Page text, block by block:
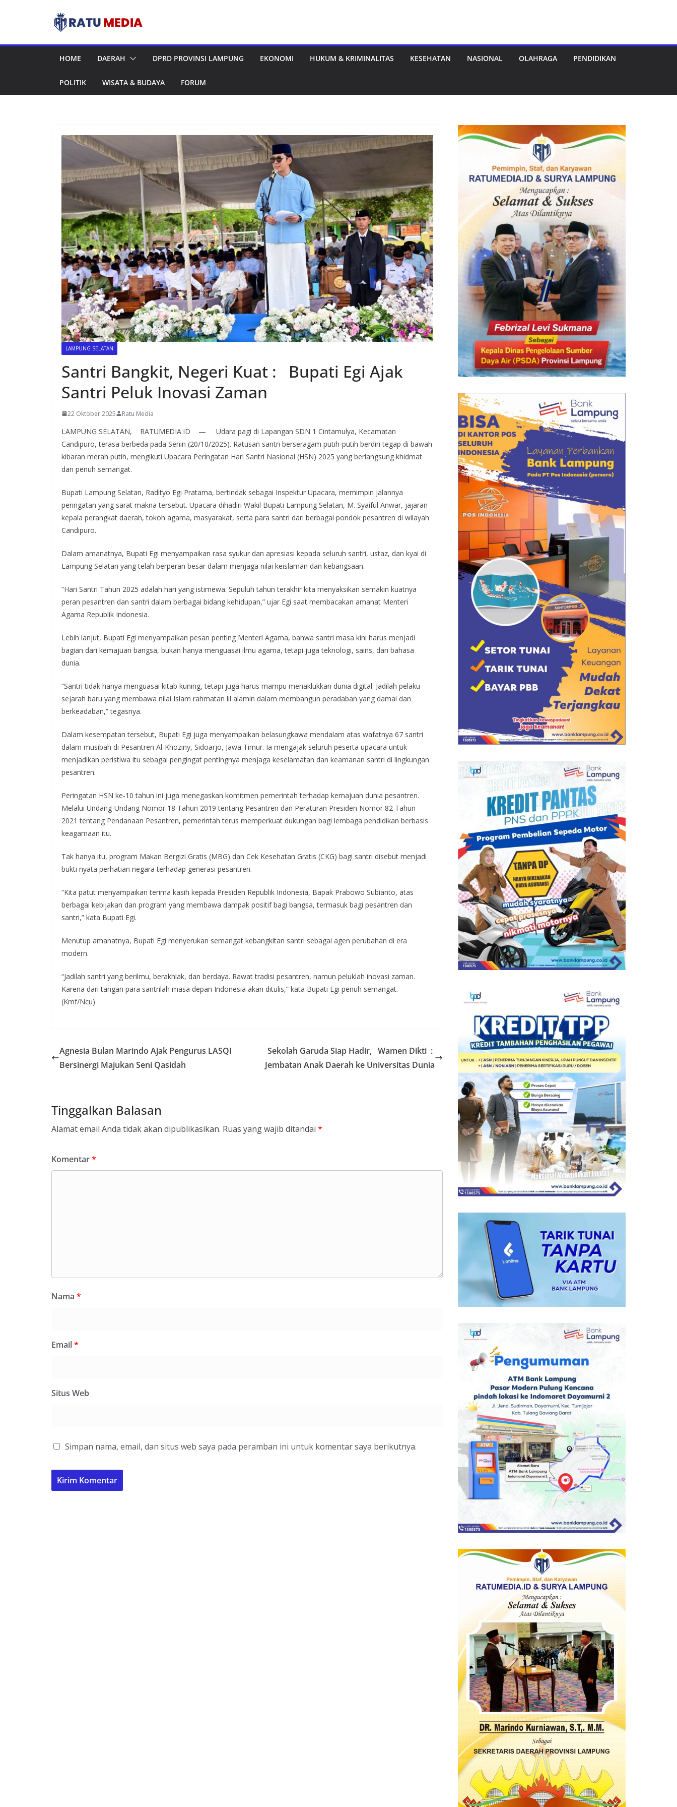
HOME DAERAH DPRD PROVINSI LAMPUNG EKONOMI HUKUM & KRIMINALITAS KESEHATAN NASIONAL OLAHRAGA PENDIDIKAN
POLITIK WISATA & BUDAYA FORUM
LAMPUNG SELATAN
Santri Bangkit, Negeri Kuat : Bupati Egi Ajak
Santri Peluk Inovasi Zaman
22 Oktober 2025 Ratu Media
LAMPUNG SELATAN, RATUMEDIA.ID — Udara pagi di Lapangan SDN 1 Cintamulya, Kecamatan
Candipuro, terasa berbeda pada Senin (20/10/2025). Ratusan santri berseragam putih-putih berdiri tegap di bawah
kibaran merah putih, mengikuti Upacara Peringatan Hari Santri Nasional (HSN) 2025 yang berlangsung khidmat
dan penuh semangat.
Bupati Lampung Selatan, Radityo Egi Pratama, bertindak sebagai Inspektur Upacara, memimpin jalannya
peringatan yang sarat makna tersebut. Upacara dihadiri Wakil Bupati Lampung Selatan, M. Syaiful Anwar, jajaran
kepala perangkat daerah, tokoh agama, masyarakat, serta para santri dari berbagai pondok pesantren di wilayah
Candipuro.
Dalam amanatnya, Bupati Egi menyampaikan rasa syukur dan apresiasi kepada seluruh santri, ustaz, dan kyai di
Lampung Selatan yang telah berperan besar dalam menjaga nilai keislaman dan kebangsaan.
“Hari Santri Tahun 2025 adalah hari yang istimewa. Sepuluh tahun terakhir kita menyaksikan semakin kuatnya
peran pesantren dan santri dalam berbagai bidang kehidupan,” ujar Egi saat membacakan amanat Menteri
Agama Republik Indonesia.
Lebih lanjut, Bupati Egi menyampaikan pesan penting Menteri Agama, bahwa santri masa kini harus menjadi
bagian dari kemajuan bangsa, bukan hanya menguasai ilmu agama, tetapi juga teknologi, sains, dan bahasa
dunia.
“Santri tidak hanya menguasai kitab kuning, tetapi juga harus mampu menaklukkan dunia digital. Jadilah pelaku
sejarah baru yang membawa nilai Islam rahmatan lil alamin dalam membangun peradaban yang damai dan
berkeadaban,” tegasnya.
Dalam kesempatan tersebut, Bupati Egi juga menyampaikan belasungkawa mendalam atas wafatnya 67 santri
dalam musibah di Pesantren Al-Khoziny, Sidoarjo, Jawa Timur. Ia mengajak seluruh peserta upacara untuk
menjadikan peristiwa itu sebagai pengingat pentingnya menjaga keselamatan dan keamanan santri di lingkungan
pesantren.
Peringatan HSN ke-10 tahun ini juga menegaskan komitmen pemerintah terhadap kemajuan dunia pesantren.
Melalui Undang-Undang Nomor 18 Tahun 2019 tentang Pesantren dan Peraturan Presiden Nomor 82 Tahun
2021 tentang Pendanaan Pesantren, pemerintah terus memperkuat dukungan bagi lembaga pendidikan berbasis
keagamaan itu.
Tak hanya itu, program Makan Bergizi Gratis (MBG) dan Cek Kesehatan Gratis (CKG) bagi santri disebut menjadi
bukti nyata perhatian negara terhadap generasi pesantren.
“Kita patut menyampaikan terima kasih kepada Presiden Republik Indonesia, Bapak Prabowo Subianto, atas
berbagai kebijakan dan program yang membawa dampak positif bagi bangsa, termasuk bagi pesantren dan
santri,” kata Bupati Egi.
Menutup amanatnya, Bupati Egi menyerukan semangat kebangkitan santri sebagai agen perubahan di era
modern.
“Jadilah santri yang berilmu, berakhlak, dan berdaya. Rawat tradisi pesantren, namun peluklah inovasi zaman.
Karena dari tangan para santrilah masa depan Indonesia akan ditulis,” kata Bupati Egi penuh semangat.
(Kmf/Ncu)
Agnesia Bulan Marindo Ajak Pengurus LASQI
Bersinergi Majukan Seni Qasidah
Sekolah Garuda Siap Hadir, Wamen Dikti :
Jembatan Anak Daerah ke Universitas Dunia
Tinggalkan Balasan
Alamat email Anda tidak akan dipublikasikan. Ruas yang wajib ditandai *
Komentar*
Nama *
Email*
Situs Web
Simpan nama, email, dan situs web saya pada peramban ini untuk komentar saya berikutnya.